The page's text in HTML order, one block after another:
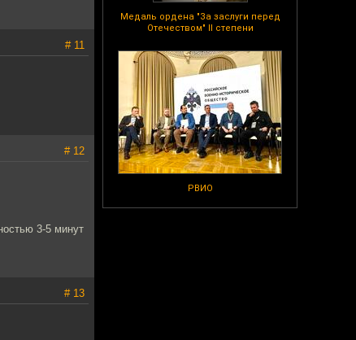
Медаль ордена "За заслуги перед
Отечеством" II степени
РВИО
# 11
# 12
3-5 минут
# 13